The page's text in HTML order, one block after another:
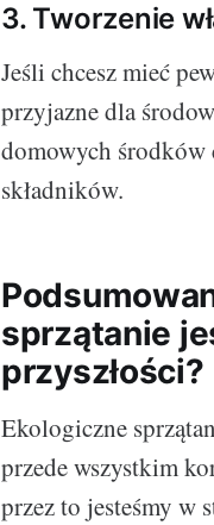
3. Tworzenie
Jeśli chcesz mieć
przyjazne dla
domowych środków
składników.
sprzątanie
przyszłości?
Ekologiczne
przede wszystkim
przez to jesteśmy w